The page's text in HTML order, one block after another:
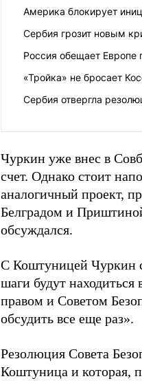
Америка блокирует
Сербия грозит новым
Россия обещает Европе
«Тройка» не бросает
Сербия отвергла
Чуркин уже внес в
счет. Однако стоит
аналогичный проект,
Белградом и
обсуждался.
С Коштуницей Чуркин
шаги будут
правом и Советом
обсудить все еще раз».
Резолюция Совета
Коштуница и которая,